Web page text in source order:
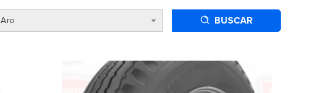
Aro BUSCAR